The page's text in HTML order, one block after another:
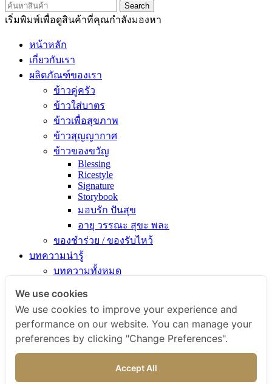
Search
เริ่มพิมพ์เพื่อดูสินค้าที่คุณกำลังมองหา
หน้าหลัก
เกี่ยวกับเรา
ผลิตภัณฑ์ของเรา
ข้าวคู่ครัว
ข้าวใส่บาตร
ข้าวเพื่อสุขภาพ
ข้าวสุญญากาศ
ข้าวของขวัญ
Blessing
Ricestyle
Signature
Storybook
มอบรัก ปันสุข
อายุ วรรณะ สุขะ พละ
ของชำร่วย / ของรับไหว้
บทความน่ารู้
บทความทั้งหมด
ไขข้อสงสัยเรื่องข้าว
คัมภีร์เข้าครัว
สารพัดเมนูอร่อย
สุขภาพดีกับข้าวธรรม
We use cookies
We use cookies to improve your experience and
performance on our website. You can manage your
preferences by clicking "Change Preferences".
Accept All